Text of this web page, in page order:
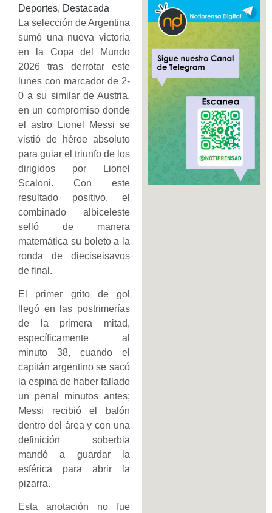
Deportes, Destacada
La selección de Argentina
sumó una nueva victoria
en la Copa del Mundo
2026 tras derrotar este
lunes con marcador de 2-
0 a su similar de Austria,
en un compromiso donde
el astro Lionel Messi se
vistió de héroe absoluto
para guiar el triunfo de los
dirigidos por Lionel
Scaloni. Con este
resultado positivo, el
combinado albiceleste
selló de manera
matemática su boleto a la
ronda de dieciseisavos
de final.
El primer grito de gol
llegó en las postrimerías
de la primera mitad,
específicamente al
minuto 38, cuando el
capitán argentino se sacó
la espina de haber fallado
un penal minutos antes;
Messi recibió el balón
dentro del área y con una
definición soberbia
mandó a guardar la
esférica para abrir la
pizarra.
Esta anotación no fue